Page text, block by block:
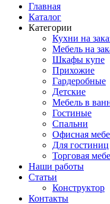
Главная
Каталог
Категории
Кухни на
Мебель на
Шкафы купе
Прихожие
Гардеробные
Детские
Мебель в
Гостиные
Спальни
Офисная
Для гостиниц
Торговая
Наши работы
Статьи
Конструктор
Контакты